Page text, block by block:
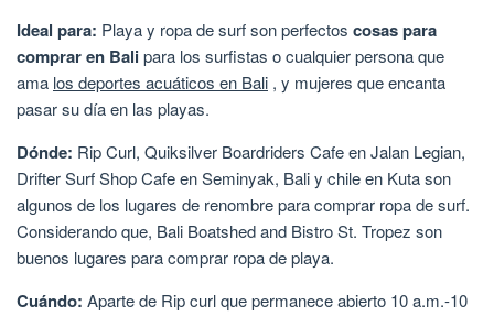
Ideal para: Playa y ropa de surf son perfectos cosas para
comprar en Balipara los surfistas o cualquier persona que
ama los deportes acuáticos en Bali , y mujeres que encanta
pasar su día en las playas.
Dónde: Rip Curl, Quiksilver Boardriders Cafe en Jalan Legian,
Drifter Surf Shop Cafe en Seminyak, Bali y chile en Kuta son
algunos de los lugares de renombre para comprar ropa de surf.
Considerando que, Bali Boatshed and Bistro St. Tropez son
buenos lugares para comprar ropa de playa.
Cuándo: Aparte de Rip curl que permanece abierto 10 a.m.-10